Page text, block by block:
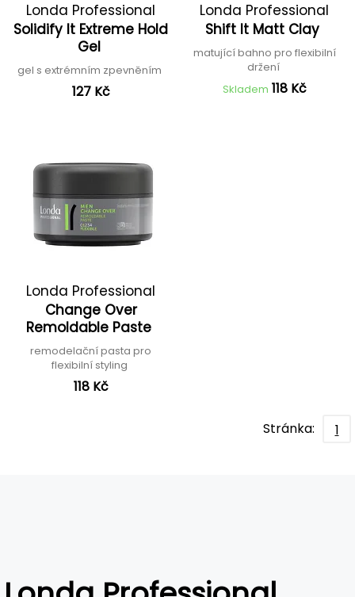
Londa Professional
Solidify It Extreme Hold
Gel
gel s extrémním zpevněním
127 Kč
Londa Professional
Shift It Matt Clay
matující bahno pro flexibilní
držení
Skladem 118 Kč
Londa Professional
Change Over
Remoldable Paste
remodelační pasta pro
flexibilní styling
118 Kč
Stránka: 1